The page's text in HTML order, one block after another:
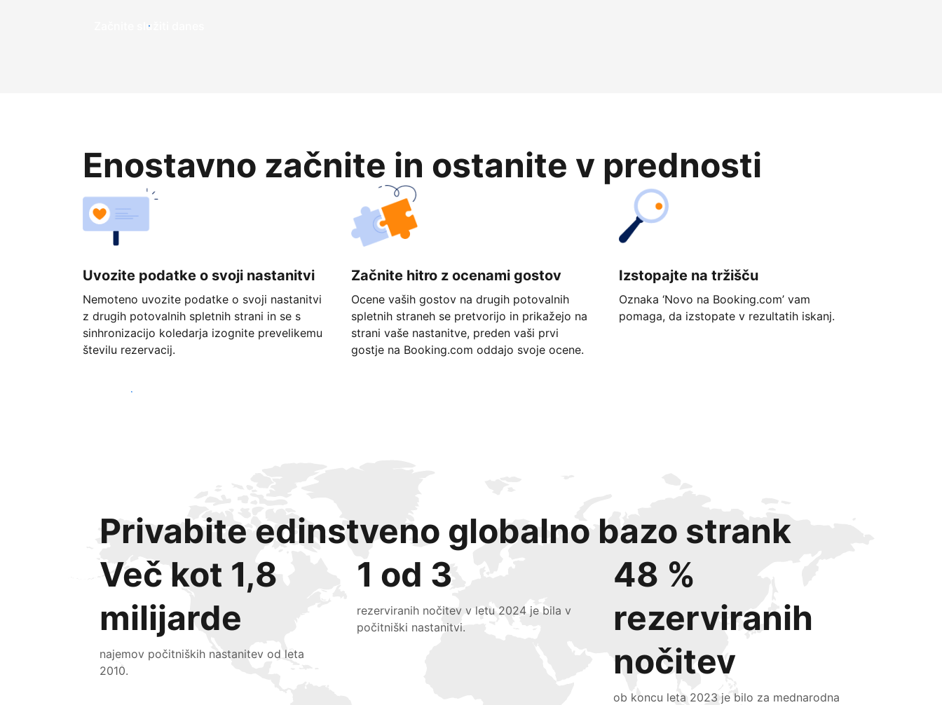
Začnite služiti danes
Enostavno začnite in ostanite v prednosti
Uvozite podatke o svoji nastanitvi
Nemoteno uvozite podatke o svoji nastanitvi
z drugih potovalnih spletnih strani in se s
sinhronizacijo koledarja izognite prevelikemu
številu rezervacij.
Začnite hitro z ocenami gostov
Ocene vaših gostov na drugih potovalnih
spletnih straneh se pretvorijo in prikažejo na
strani vaše nastanitve, preden vaši prvi
gostje na Booking.com oddajo svoje ocene.
Izstopajte na tržišču
Oznaka ‘Novo na Booking.com’ vam
pomaga, da izstopate v rezultatih iskanj.
Začnite danes
Privabite edinstveno globalno bazo strank
Več kot 1,8
milijarde
najemov počitniških nastanitev od leta
2010.
1 od 3
rezerviranih nočitev v letu 2024 je bila v
počitniški nastanitvi.
48 %
rezerviranih
nočitev
ob koncu leta 2023 je bilo za mednarodna